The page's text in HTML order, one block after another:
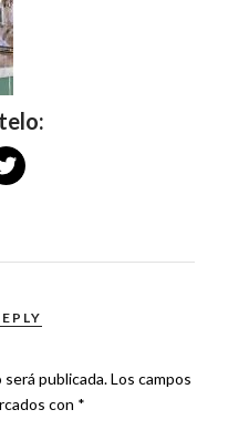
publicada.Los campos
con *